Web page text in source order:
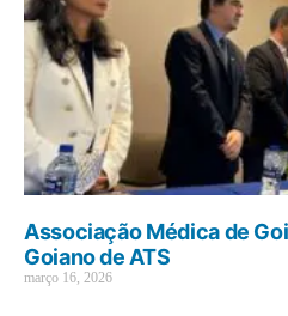
Associação Médica de
Goiano de ATS
março 16, 2026